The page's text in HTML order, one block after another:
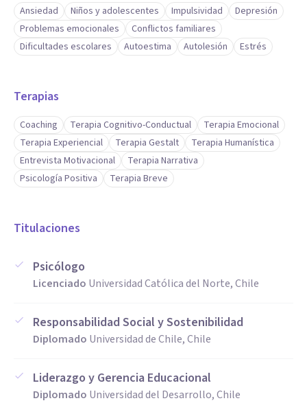
Ansiedad Niños y adolescentes Impulsividad
Depresión
Problemas emocionales
Conflictos familiares
Dificultades escolares
Autoestima Autolesión Estrés
Terapias
Coaching Terapia Cognitivo-Conductual
Terapia Emocional
Terapia Experiencial
Terapia Gestalt
Terapia Humanística
Entrevista Motivacional
Terapia Narrativa
Psicología Positiva
Terapia Breve
Titulaciones
Psicólogo
Licenciado Universidad Católica del Norte, Chile
Responsabilidad Social y Sostenibilidad
Diplomado Universidad de Chile, Chile
Liderazgo y Gerencia Educacional
Diplomado Universidad del Desarrollo, Chile